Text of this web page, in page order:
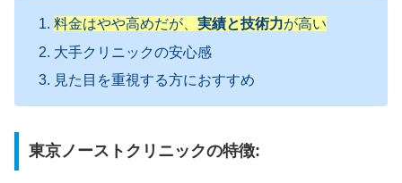
料金はやや高めだが、実績と技術力が高い
大手クリニックの安心感
見た目を重視する方におすすめ
東京ノーストクリニックの特徴: